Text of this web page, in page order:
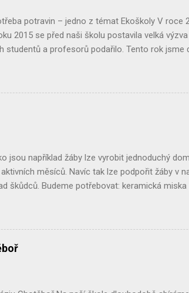
potravin – jedno z témat Ekoškoly V roce
2015 se před naši školu postavila velká
studentů a profesorů podařilo. Tento rok jsme
se s chutí pustili. Celý projekt jsme zahájili
dotazníků, které jsme rozdali mezi
potraviny a kde naše domácnosti nakupují, jestli
nějaké potraviny upřednostňují, zda je
jsou například žáby lze vyrobit jednoduchý
měsíců. Navíc tak lze podpořit žáby v
škůdců. Budeme potřebovat: keramická
stanovišť vykopeme menší jamku.Na dno
tak, aby malá odkrytá část fungovala
Žabí domeček lze také vyrobit z květináče
nebo rýč, listí, větve nebo kůru na přikrytí.